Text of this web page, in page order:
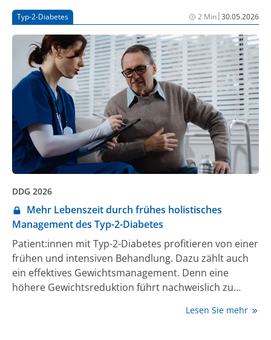
Therapie nach Tumornekrosefaktor-Inhibitor (TNFi)-
Versagen bei RA sowie Real-World-Daten zur Wirkung
auf unterschiedliche Schmerzmechanismen bei axSpA
[1, 2].
Typ-2-Diabetes 2 Min|30.05.2026
DDG 2026
Mehr Lebenszeit durch frühes holistisches
Management des Typ-2-Diabetes
Patient:innen mit Typ-2-Diabetes profitieren von einer
frühen und intensiven Behandlung. Dazu zählt auch
ein effektives Gewichtsmanagement. Denn eine
höhere Gewichtsreduktion führt nachweislich zu
Praxisempfehlung hat daher Tirzepatid in den
Lesen Sie mehr